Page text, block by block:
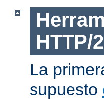
HTTP/2
La
supuesto